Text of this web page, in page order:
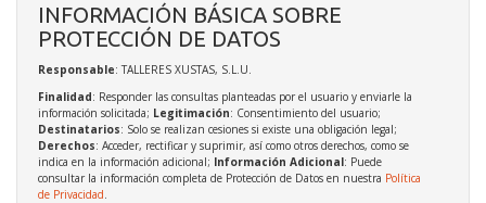
INFORMACIÓN BÁSICA SOBRE
PROTECCIÓN DE DATOS
Responsable: TALLERES XUSTAS, S.L.U.
Finalidad: Responder las consultas planteadas por el usuario y enviarle la
información solicitada; Legitimación: Consentimiento del usuario;
Destinatarios: Solo se realizan cesiones si existe una obligación legal;
Derechos: Acceder, rectificar y suprimir, así como otros derechos, como se
indica en la información adicional; Información Adicional: Puede
consultar la información completa de Protección de Datos en nuestra Política
de Privacidad